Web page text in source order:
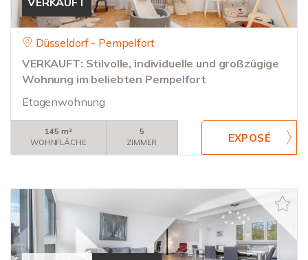
Düsseldorf - Pempelfort
VERKAUFT: Stilvolle, individuelle und großzügige
Wohnung im beliebten Pempelfort
Etagenwohnung
145 m²
WOHNFLÄCHE
5
ZIMMER